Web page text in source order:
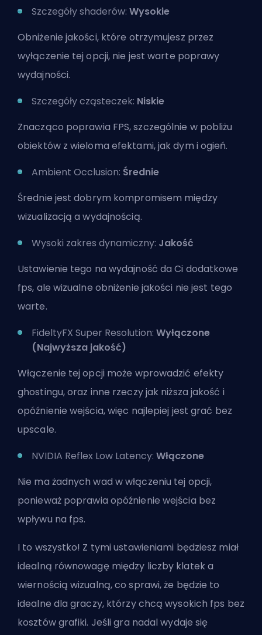
Szczegóły shaderów: Wysokie
Obniżenie jakości, które otrzymujesz przez
wyłączenie tej opcji, nie jest warte poprawy
wydajności.
Szczegóły cząsteczek: Niskie
Znacząco poprawia FPS, szczególnie w pobliżu
obiektów z wieloma efektami, jak dym i ogień.
Ambient Occlusion: Średnie
Średnie jest dobrym kompromisem między
wizualizacją a wydajnością.
Wysoki zakres dynamiczny: Jakość
Ustawienie tego na wydajność da Ci dodatkowe
fps, ale wizualne obniżenie jakości nie jest tego
warte.
FideltyFX Super Resolution: Wyłączone
(Najwyższa jakość)
Włączenie tej opcji może wprowadzić efekty
ghostingu, oraz inne rzeczy jak niższa jakość i
opóźnienie wejścia, więc najlepiej jest grać bez
upscale.
NVIDIA Reflex Low Latency: Włączone
Nie ma żadnych wad w włączeniu tej opcji,
ponieważ poprawia opóźnienie wejścia bez
wpływu na fps.
I to wszystko! Z tymi ustawieniami będziesz miał
idealną równowagę między liczby klatek a
wiernością wizualną, co sprawi, że będzie to
idealne dla graczy, którzy chcą wysokich fps bez
kosztów grafiki. Jeśli gra nadal wydaje się